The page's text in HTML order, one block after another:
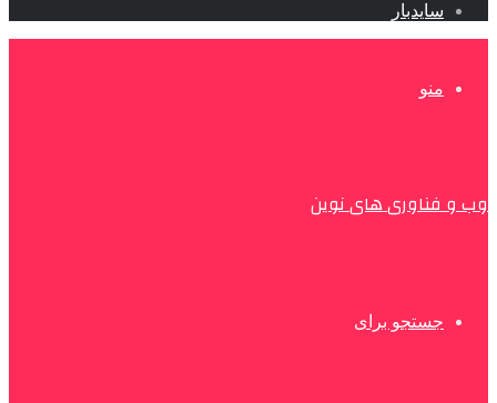
سایدبار
منو
وب و فناوری های نوین
جستجو برای